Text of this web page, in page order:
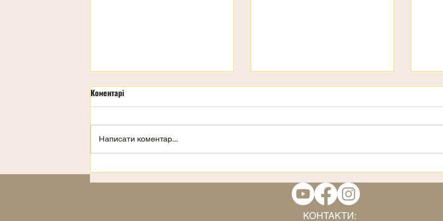
День дітей 3
Коментарі
Написати коментар...
КОНТАКТИ: